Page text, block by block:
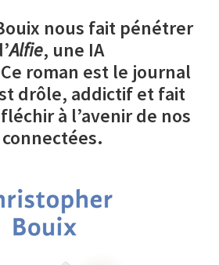
nous fait pénétrer
Alfie, une IA
roman est le journal
drôle, addictif et fait
à l’avenir de nos